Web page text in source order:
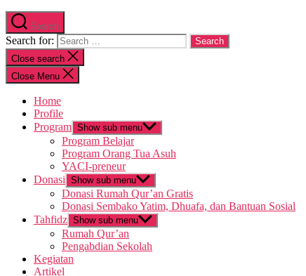
Search
Search for:
Close search
Close Menu
Home
Profile
Program Show sub menu
Program Belajar
Program Orang Tua Asuh
YACI-preneur
Donasi Show sub menu
Donasi Rumah Qur’an Gratis
Donasi Sembako Yatim, Dhuafa, dan Bantuan Sosial
Tahfidz Show sub menu
Rumah Qur’an
Pengabdian Sekolah
Kegiatan
Artikel